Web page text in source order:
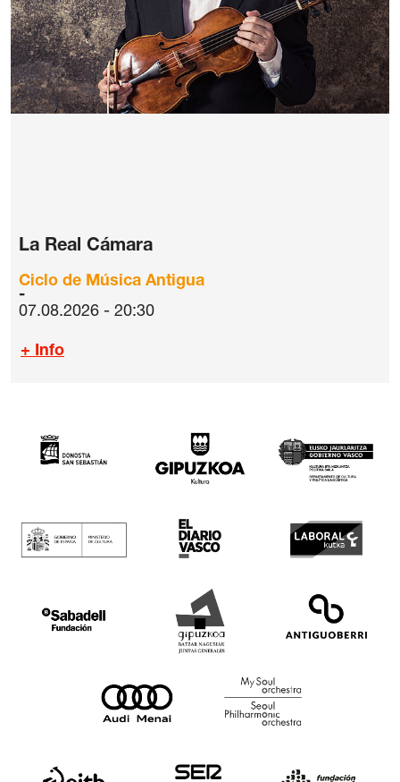
La Real Cámara
Ciclo de Música Antigua
07.08.2026 - 20:30
+ Info